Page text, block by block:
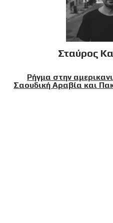
Σταύρος
Ρήγμα στην
Σαουδική Αραβία και